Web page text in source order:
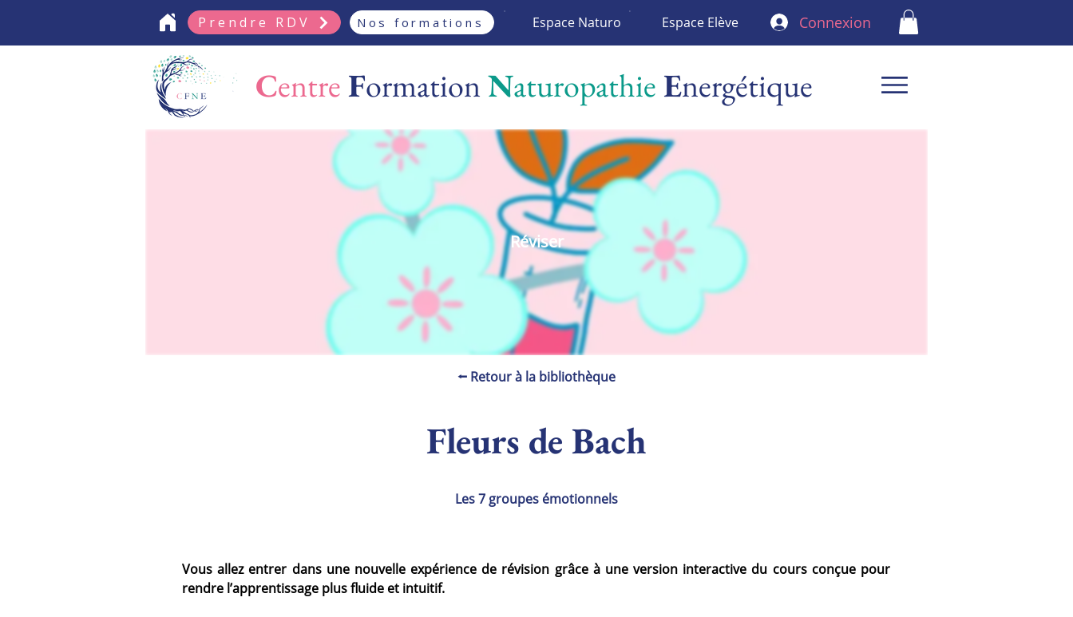
Prendre RDV Nos formations Espace Elève
Espace Naturo Connexion
CentreFormationNaturopathie Energétique
Réviser
⭠ Retour à la bibliothèque
Fleurs de Bach
Les 7 groupes émotionnels
Vous allez entrer dans une nouvelle expérience de révision grâce à une version interactive du cours conçue pour
rendre l’apprentissage plus fluide et intuitif.